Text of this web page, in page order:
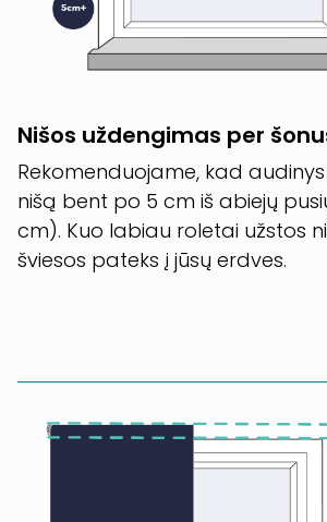
Nišos uždengimas per
Rekomenduojame, kad
nišą bent po 5 cm iš abiejų
cm). Kuo labiau roletai užstos
šviesos pateks į jūsų erdves.